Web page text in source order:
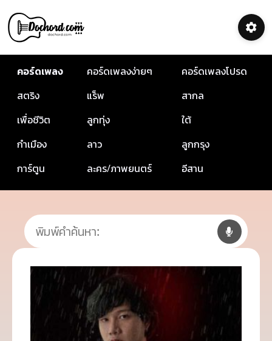
คอร์ดเพลง คอร์ดเพลงง่ายๆ
คอร์ดเพลงโปรด
สตริง
แร็พ
สากล
เพื่อชีวิต
ลูกทุ่ง
ใต้
กำเมือง
ลาว
ลูกกรุง
การ์ตูน
ละคร/ภาพยนตร์ อีสาน